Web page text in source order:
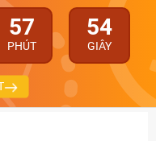
57
PHÚT
54
GIÂY